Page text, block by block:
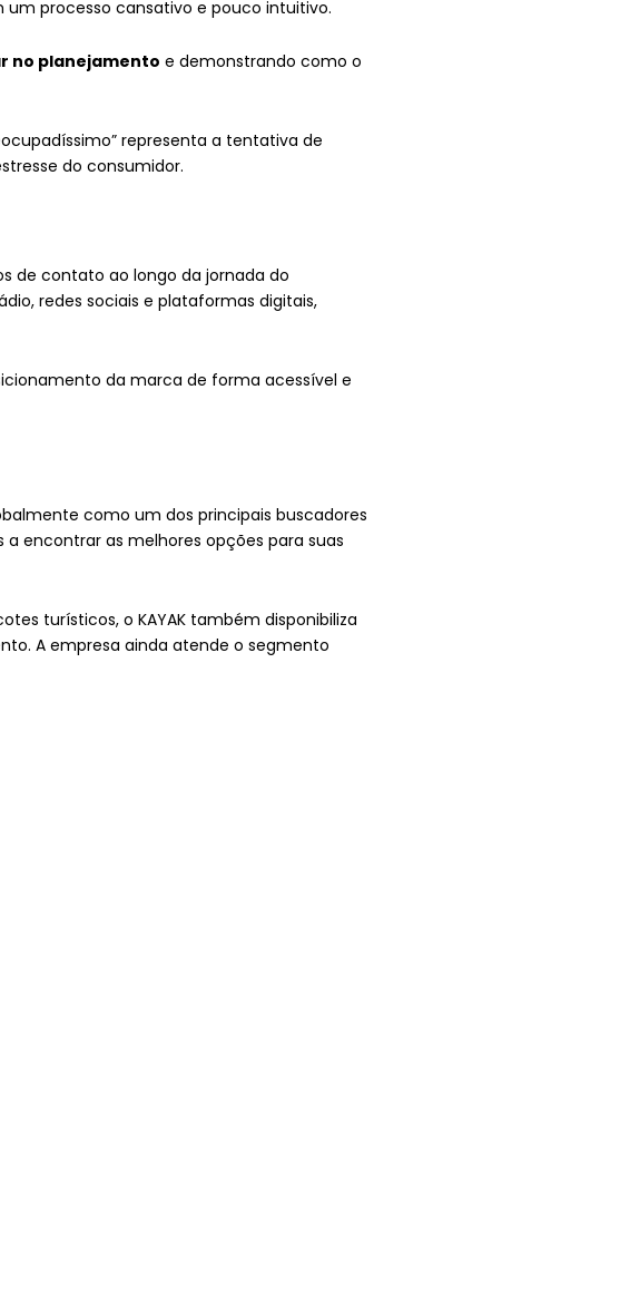
um processo cansativo e pouco intuitivo.
no planejamento e demonstrando como o
representa a tentativa de
do consumidor.
de contato ao longo da jornada do
redes sociais e plataformas digitais,
da marca de forma acessível e
como um dos principais buscadores
encontrar as melhores opções para suas
turísticos, o KAYAK também disponibiliza
A empresa ainda atende o segmento